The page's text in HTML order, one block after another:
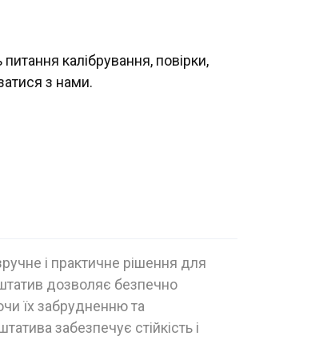
калібрування, повірки,
з нами.
і практичне рішення для
штатив дозволяє безпечно
їх забрудненню та
забезпечує стійкість і